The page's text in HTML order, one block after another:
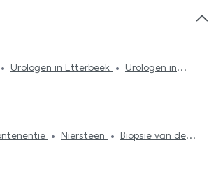
Urologen in Etterbeek
Urologen in
Niersteen
Biopsie van de